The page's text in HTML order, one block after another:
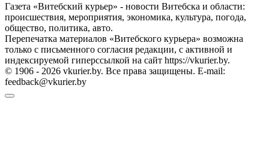
Газета «Витебский курьер» - новости Витебска и области:
происшествия, мероприятия, экономика, культура, погода,
общество, политика, авто.
Перепечатка материалов «Витебского курьера» возможна
только с письменного согласия редакции, с активной и
индексируемой гиперссылкой на сайт https://vkurier.by.
© 1906 - 2026 vkurier.by. Все права защищены. E-mail:
feedback@vkurier.by